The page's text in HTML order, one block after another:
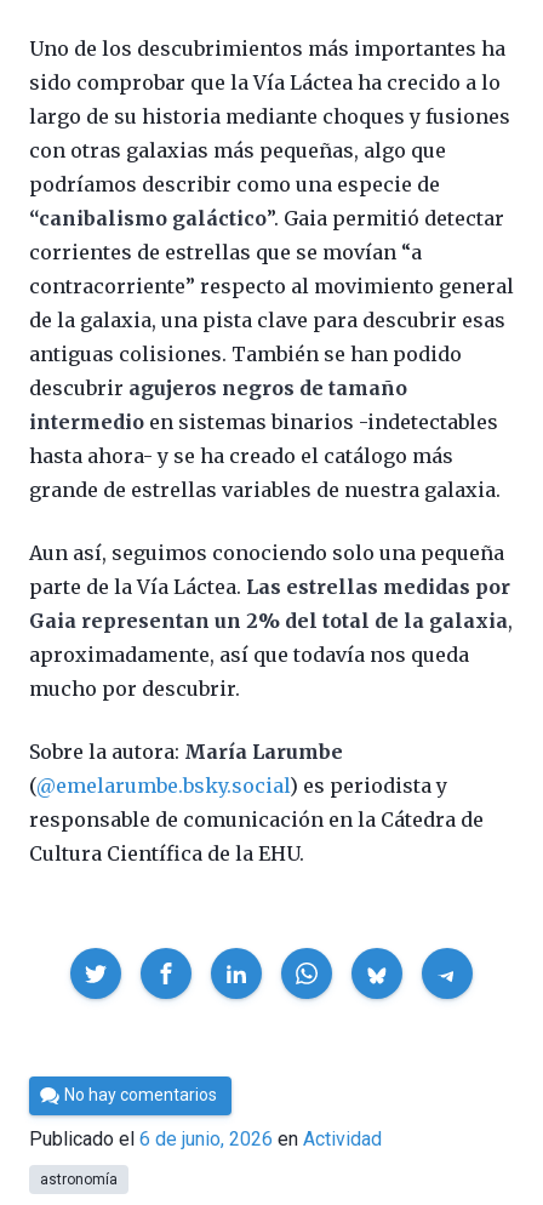
Uno de los descubrimientos más importantes ha
sido comprobar que la Vía Láctea ha crecido a lo
largo de su historia mediante choques y fusiones
con otras galaxias más pequeñas, algo que
podríamos describir como una especie de
“canibalismo galáctico”. Gaia permitió detectar
corrientes de estrellas que se movían “a
contracorriente” respecto al movimiento general
de la galaxia, una pista clave para descubrir esas
antiguas colisiones. También se han podido
descubrir agujeros negros de tamaño
intermedio en sistemas binarios -indetectables
hasta ahora- y se ha creado el catálogo más
grande de estrellas variables de nuestra galaxia.
Aun así, seguimos conociendo solo una pequeña
parte de la Vía Láctea. Las estrellas medidas por
Gaia representan un 2% del total de la galaxia,
aproximadamente, así que todavía nos queda
mucho por descubrir.
Sobre la autora: María Larumbe
(@emelarumbe.bsky.social) es periodista y
responsable de comunicación en la Cátedra de
Cultura Científica de la EHU.
Compartir
Por
César
Tomé
No hay comentarios
Publicado el 6 de junio, 2026 en Actividad
astronomía